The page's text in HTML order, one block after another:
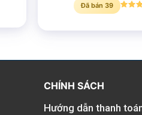
Đã bán 39
5 sao
CHÍNH SÁCH
Hướng dẫn thanh